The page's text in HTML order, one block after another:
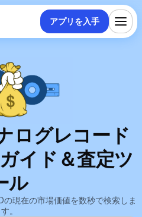
アプリを入手
ログレコード
イド＆査定ツ
ル
の現在の市場価値を数秒で検索しま
す。